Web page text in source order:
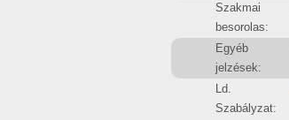
Szakmai
besorolas:
Egyéb
jelzések:
Ld.
Szabályzat: